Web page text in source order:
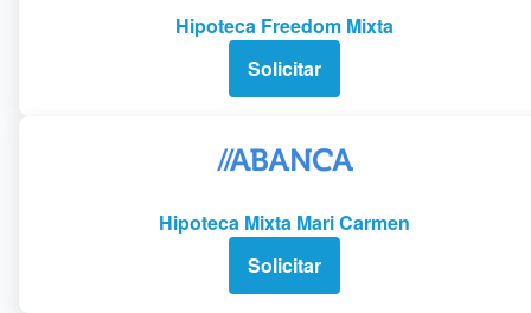
Hipoteca Freedom Mixta
Solicitar
Hipoteca Mixta Mari Carmen
Solicitar